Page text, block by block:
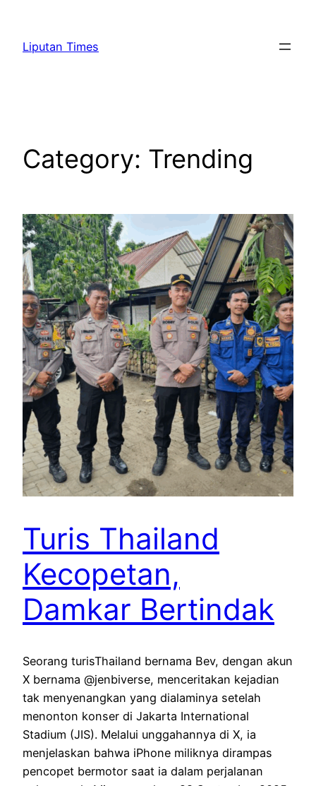
content
Liputan Times
Category: Trending
Turis Thailand
Kecopetan,
Damkar Bertindak
Seorang turisThailand bernama Bev, dengan akun
X bernama @jenbiverse, menceritakan kejadian
tak menyenangkan yang dialaminya setelah
menonton konser di Jakarta International
Stadium (JIS). Melalui unggahannya di X, ia
menjelaskan bahwa iPhone miliknya dirampas
pencopet bermotor saat ia dalam perjalanan